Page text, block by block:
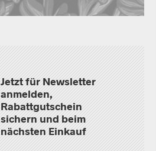
Jetzt für Newsletter
anmelden,
Rabattgutschein
sichern und beim
nächsten Einkauf